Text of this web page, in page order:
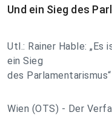
Und ein Sieg des
Utl.: Rainer Hable: „Es
ein Sieg
des
Wien (OTS) - Der